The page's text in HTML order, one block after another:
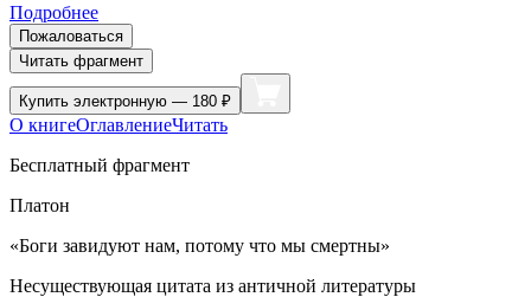
Подробнее
Пожаловаться
Читать фрагмент
Купить электронную — 180 ₽
О книгеОглавлениеЧитать
Бесплатный фрагмент
Платон
«Боги завидуют нам, потому что мы смертны»
Несуществующая цитата из античной литературы